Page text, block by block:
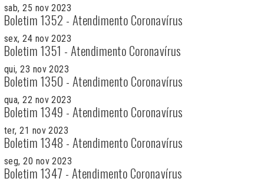
sab, 25 nov 2023
Boletim 1352 - Atendimento Coronavírus
sex, 24 nov 2023
Boletim 1351 - Atendimento Coronavírus
qui, 23 nov 2023
Boletim 1350 - Atendimento Coronavírus
qua, 22 nov 2023
Boletim 1349 - Atendimento Coronavírus
ter, 21 nov 2023
Boletim 1348 - Atendimento Coronavírus
seg, 20 nov 2023
Boletim 1347 - Atendimento Coronavírus